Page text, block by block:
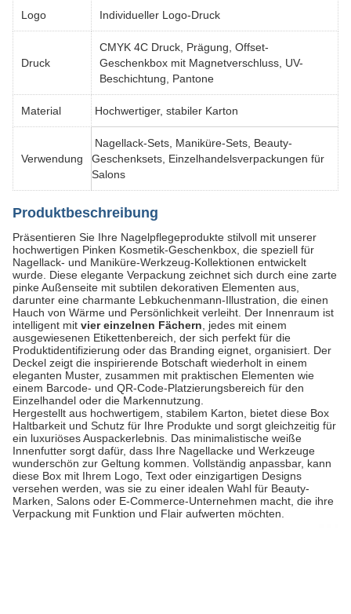
Logo Individueller Logo-Druck
Druck
CMYK 4C Druck, Prägung, Offset-
Geschenkbox mit Magnetverschluss, UV-
Beschichtung, Pantone
Material Hochwertiger, stabiler Karton
Verwendung
Nagellack-Sets, Maniküre-Sets, Beauty-
Geschenksets, Einzelhandelsverpackungen für
Salons
Produktbeschreibung
Präsentieren Sie Ihre Nagelpflegeprodukte stilvoll mit unserer
hochwertigen Pinken Kosmetik-Geschenkbox, die speziell für
Nagellack- und Maniküre-Werkzeug-Kollektionen entwickelt
wurde. Diese elegante Verpackung zeichnet sich durch eine zarte
pinke Außenseite mit subtilen dekorativen Elementen aus,
darunter eine charmante Lebkuchenmann-Illustration, die einen
Hauch von Wärme und Persönlichkeit verleiht. Der Innenraum ist
intelligent mit vier einzelnen Fächern , jedes mit einem
ausgewiesenen Etikettenbereich, der sich perfekt für die
Produktidentifizierung oder das Branding eignet, organisiert. Der
Deckel zeigt die inspirierende Botschaft wiederholt in einem
eleganten Muster, zusammen mit praktischen Elementen wie
einem Barcode- und QR-Code-Platzierungsbereich für den
Einzelhandel oder die Markennutzung.
Hergestellt aus hochwertigem, stabilem Karton, bietet diese Box
Haltbarkeit und Schutz für Ihre Produkte und sorgt gleichzeitig für
ein luxuriöses Auspackerlebnis. Das minimalistische weiße
Innenfutter sorgt dafür, dass Ihre Nagellacke und Werkzeuge
wunderschön zur Geltung kommen. Vollständig anpassbar, kann
diese Box mit Ihrem Logo, Text oder einzigartigen Designs
versehen werden, was sie zu einer idealen Wahl für Beauty-
Marken, Salons oder E-Commerce-Unternehmen macht, die ihre
Verpackung mit Funktion und Flair aufwerten möchten.